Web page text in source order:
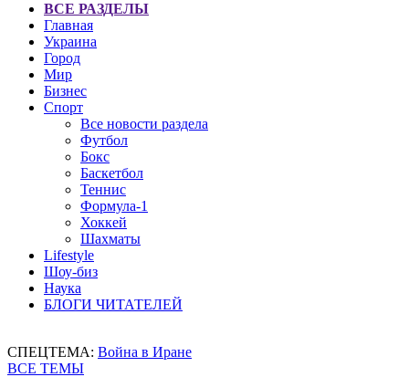
ВСЕ РАЗДЕЛЫ
Главная
Украина
Город
Мир
Бизнес
Спорт
Все новости раздела
Футбол
Бокс
Баскетбол
Теннис
Формула-1
Хоккей
Шахматы
Lifestyle
Шоу-биз
Наука
БЛОГИ ЧИТАТЕЛЕЙ
СПЕЦТЕМА: Война в Иране
ВСЕ ТЕМЫ